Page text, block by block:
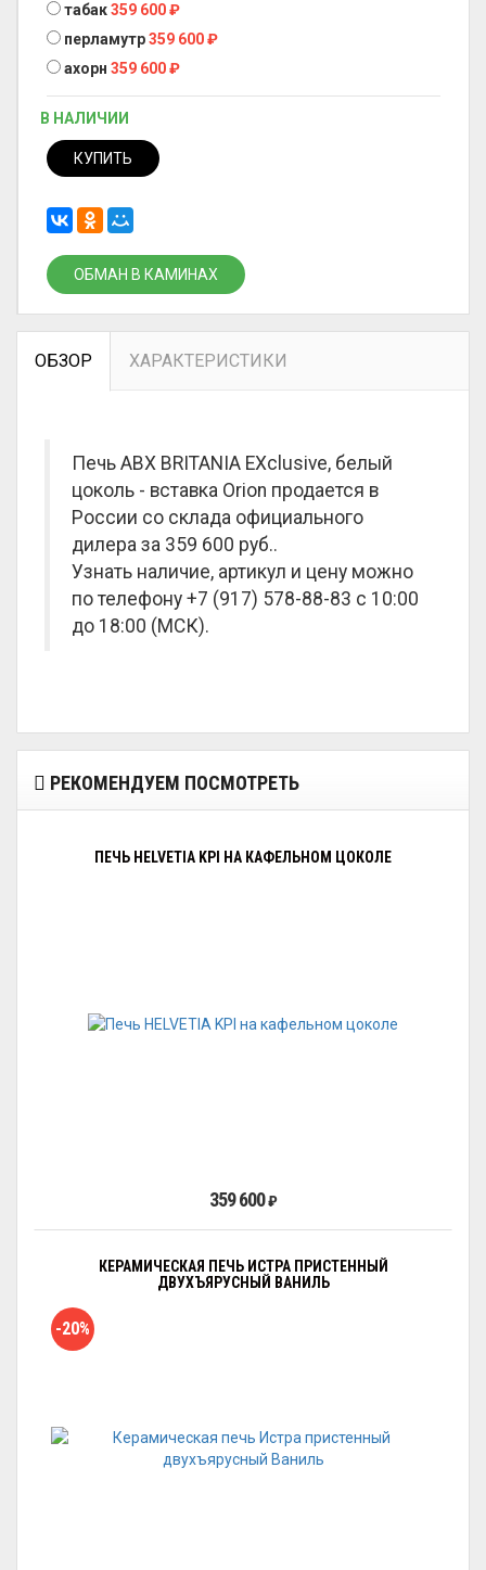
табак359 600₽
перламутр359 600₽
ахорн 359 600₽
В НАЛИЧИИ
КУПИТЬ
ОБМАН В КАМИНАХ
ОБЗОР ХАРАКТЕРИСТИКИ
Печь ABX BRITANIA EXclusive, белый
цоколь - вставка Orion продается в
России со склада официального
дилера за 359 600 руб..
Узнать наличие, артикул и цену можно
по телефону +7 (917) 578-88-83 с 10:00
до 18:00 (МСК).
РЕКОМЕНДУЕМ ПОСМОТРЕТЬ
ПЕЧЬ HELVETIA KPI НА КАФЕЛЬНОМ ЦОКОЛЕ
359 600₽
КЕРАМИЧЕСКАЯ ПЕЧЬ ИСТРА ПРИСТЕННЫЙ
ДВУХЪЯРУСНЫЙ ВАНИЛЬ
-20%